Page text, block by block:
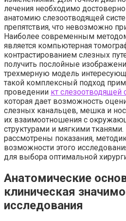
лечения необходимо
анатомию слезоотводящей
препятствия, что невозможно
Наиболее современным
является компьютерная
контрастированием слезных
получить послойные
трехмерную модель
такой комплексный подход
проведении кт слезоотводящей
которая дает возможность
слезных канальцев, мешка и
их взаимоотношения с
структурами и мягкими тканями.
рассмотрены показания,
возможности этого
для выбора оптимальной
Анатомические
клиническая
исследования